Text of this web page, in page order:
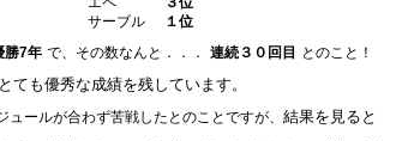
サーブル
１位
勝7年 で、その数なんと．．． 連続３０回目 とのこと！
ても優秀な成績を残しています。
ールが合わず苦戦したとのことですが、 結果を見ると